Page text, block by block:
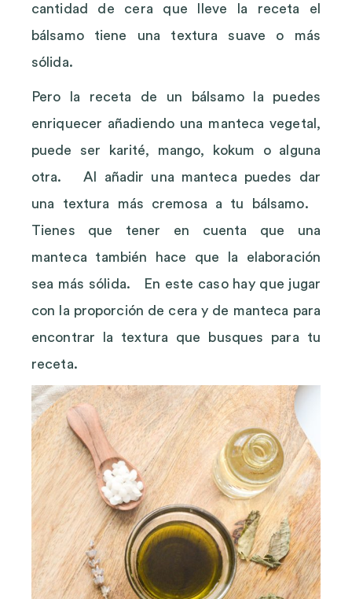
cantidad de cera que lleve la receta el
bálsamo tiene una textura suave o más
sólida.
Pero la receta de un bálsamo la puedes
enriquecer añadiendo una manteca vegetal,
puede ser karité, mango, kokum o alguna
otra. Al añadir una manteca puedes dar
una textura más cremosa a tu bálsamo.
Tienes que tener en cuenta que una
manteca también hace que la elaboración
sea más sólida. En este caso hay que jugar
con la proporción de cera y de manteca para
encontrar la textura que busques para tu
receta.